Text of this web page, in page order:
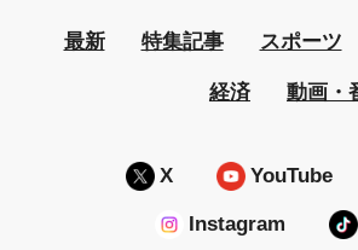
最新 特集記事 スポーツ
経済 動画・
X YouTube
Instagram